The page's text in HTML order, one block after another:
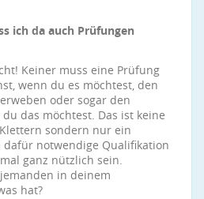
ich da auch Prüfungen
Keiner muss eine Prüfung
wenn du es möchtest, den
oder sogar den
das möchtest. Das ist keine
sondern nur ein
dafür notwendige Qualifikation
ganz nützlich sein.
in deinem
hat?